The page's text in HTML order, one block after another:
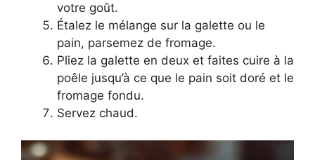
votre goût.
Étalez le mélange sur la galette ou le
pain, parsemez de fromage.
Pliez la galette en deux et faites cuire à la
poêle jusqu’à ce que le pain soit doré et le
fromage fondu.
Servez chaud.